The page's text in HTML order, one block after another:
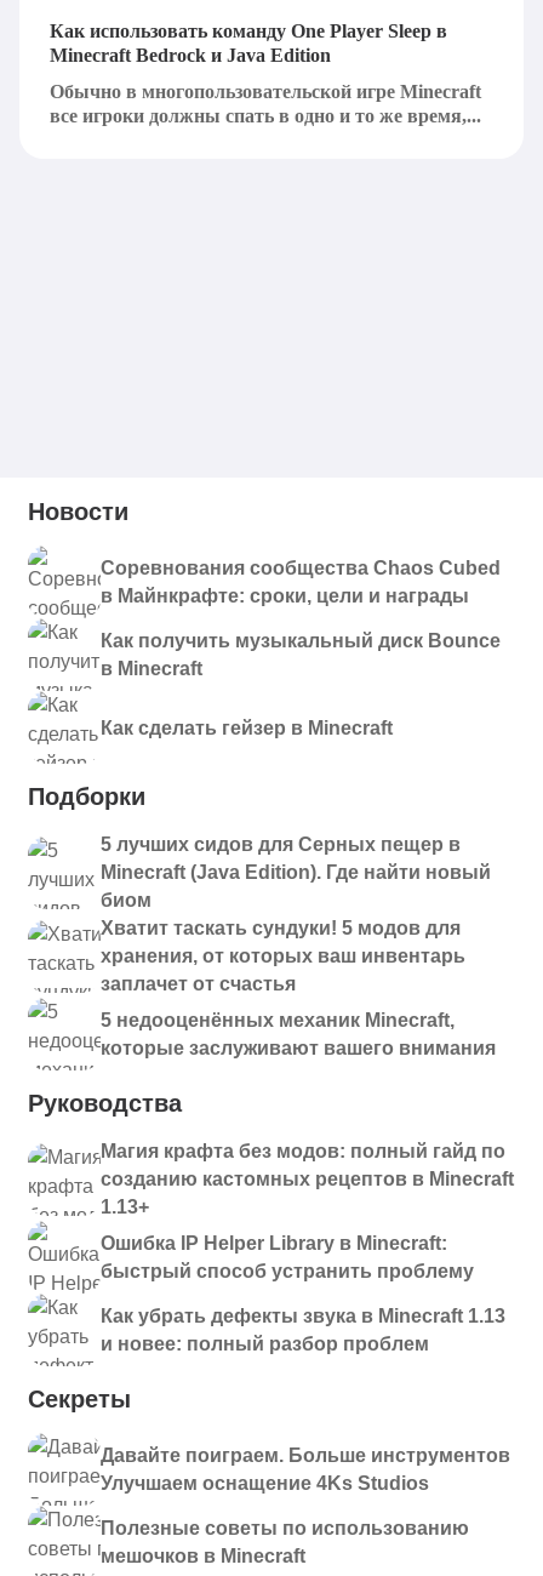
Как использовать команду One Player Sleep в
Minecraft Bedrock и Java Edition
Обычно в многопользовательской игре Minecraft
все игроки должны спать в одно и то же время,...
Новости
Соревнования сообщества Chaos Cubed
в Майнкрафте: сроки, цели и награды
Как получить музыкальный диск Bounce
в Minecraft
Как сделать гейзер в Minecraft
Подборки
5 лучших сидов для Серных пещер в
Minecraft (Java Edition). Где найти новый
биом
Хватит таскать сундуки! 5 модов для
хранения, от которых ваш инвентарь
заплачет от счастья
5 недооценённых механик Minecraft,
которые заслуживают вашего внимания
Руководства
Магия крафта без модов: полный гайд по
созданию кастомных рецептов в Minecraft
1.13+
Ошибка IP Helper Library в Minecraft:
быстрый способ устранить проблему
Как убрать дефекты звука в Minecraft 1.13
и новее: полный разбор проблем
Секреты
Давайте поиграем. Больше инструментов
Улучшаем оснащение 4Ks Studios
Полезные советы по использованию
мешочков в Minecraft